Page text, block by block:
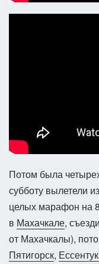
Потом была
субботу вылетели
целых марафон на
в Махачкале,
от Махачкалы),
Пятигорск,